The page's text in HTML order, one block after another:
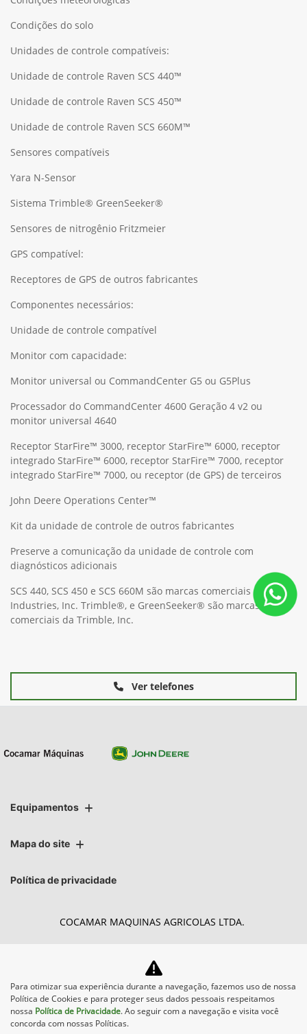
Condições do solo
Unidades de controle compatíveis:
Unidade de controle Raven SCS 440™
Unidade de controle Raven SCS 450™
Unidade de controle Raven SCS 660M™
Sensores compatíveis
Yara N-Sensor
Sistema Trimble® GreenSeeker®
Sensores de nitrogênio Fritzmeier
GPS compatível:
Receptores de GPS de outros fabricantes
Componentes necessários:
Unidade de controle compatível
Monitor com capacidade:
Monitor universal ou CommandCenter G5 ou G5Plus
Processador do CommandCenter 4600 Geração 4 v2 ou
monitor universal 4640
Receptor StarFire™ 3000, receptor StarFire™ 6000, receptor
integrado StarFire™ 6000, receptor StarFire™ 7000, receptor
integrado StarFire™ 7000, ou receptor (de GPS) de terceiros
John Deere Operations Center™
Kit da unidade de controle de outros fabricantes
Preserve a comunicação da unidade de controle com
diagnósticos adicionais
SCS 440, SCS 450 e SCS 660M são marcas comerciais da Raven
Industries, Inc. Trimble®, e GreenSeeker® são marcas
comerciais da Trimble, Inc.
Ver telefones
Equipamentos
Mapa do site
Política de privacidade
COCAMAR MAQUINAS AGRICOLAS LTDA.
Desacelere. Seu bem maior é
a vida.
Para otimizar sua experiência durante a navegação, fazemos uso de nossa
Política de Cookies e para proteger seus dados pessoais respeitamos
nossa Política de Privacidade. Ao seguir com a navegação e visita você
concorda com nossas Políticas.